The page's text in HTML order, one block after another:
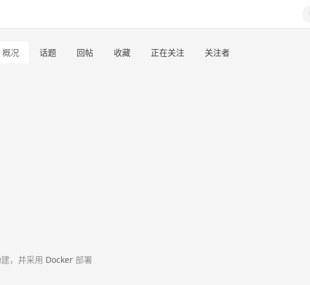
概况 话题 回帖 收藏 正在关注 关注者
，并采用 Docker 部署